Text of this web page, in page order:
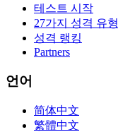
테스트 시작
27가지 성격 유형
성격 랭킹
Partners
언어
简体中文
繁體中文